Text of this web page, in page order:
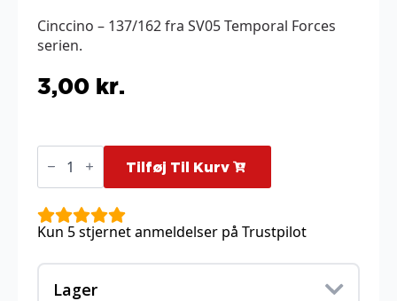
Cinccino – 137/162 fra SV05 Temporal Forces
serien.
3,00 kr.
Cinccino
antal
Tilføj Til Kurv
Kun 5 stjernet anmeldelser på Trustpilot
Lager